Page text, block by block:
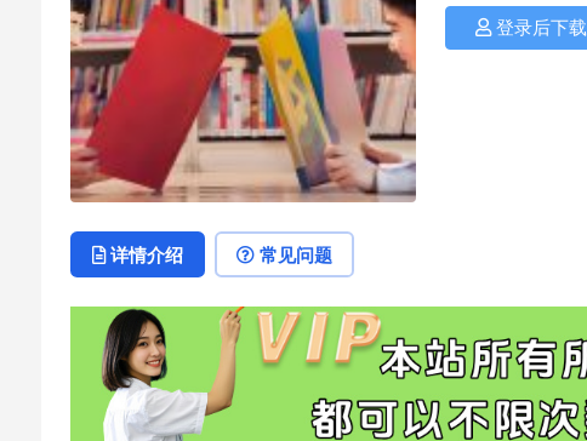
登录后下载
详情介绍 常见问题